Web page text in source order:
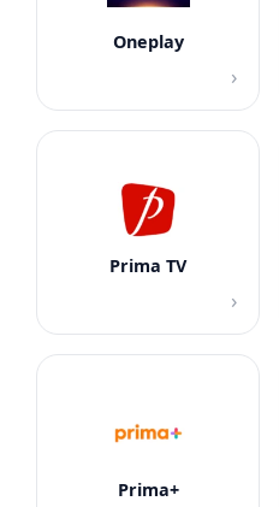
Oneplay
›
Prima TV
›
Prima+